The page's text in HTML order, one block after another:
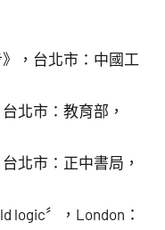
，台北市：中國工
北市：教育部，
北市：正中書局，
logic〞，London：